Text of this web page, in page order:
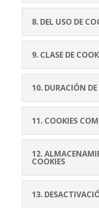
8. DEL USO DE
9. CLASE DE
10. DURACIÓN
11. COOKIES
12.
COOKIES
13.